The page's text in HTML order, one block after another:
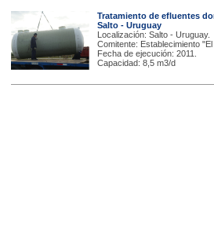
Tratamiento de efluentes
Salto - Uruguay
Localización: Salto - Uruguay.
Comitente: Establecimiento
Fecha de ejecución: 2011.
Capacidad: 8,5 m3/d